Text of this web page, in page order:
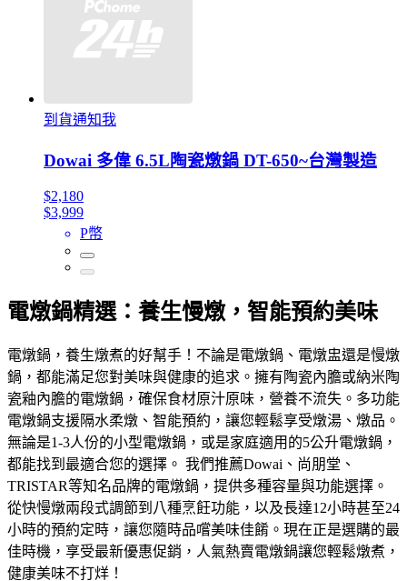
到貨通知我
Dowai 多偉 6.5L陶瓷燉鍋 DT-650~台灣製造
$2,180
$3,999
P幣
電燉鍋精選：養生慢燉，智能預約美味
電燉鍋，養生燉煮的好幫手！不論是電燉鍋、電燉盅還是慢燉
鍋，都能滿足您對美味與健康的追求。擁有陶瓷內膽或納米陶
瓷釉內膽的電燉鍋，確保食材原汁原味，營養不流失。多功能
電燉鍋支援隔水柔燉、智能預約，讓您輕鬆享受燉湯、燉品。
無論是1-3人份的小型電燉鍋，或是家庭適用的5公升電燉鍋，
都能找到最適合您的選擇。 我們推薦Dowai、尚朋堂、
TRISTAR等知名品牌的電燉鍋，提供多種容量與功能選擇。
從快慢燉兩段式調節到八種烹飪功能，以及長達12小時甚至24
小時的預約定時，讓您隨時品嚐美味佳餚。現在正是選購的最
佳時機，享受最新優惠促銷，人氣熱賣電燉鍋讓您輕鬆燉煮，
健康美味不打烊！